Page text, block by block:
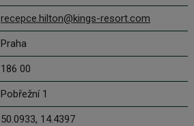
recepce.hilton@kings-resort.com
Praha
186 00
Pobřežní 1
50.0933, 14.4397